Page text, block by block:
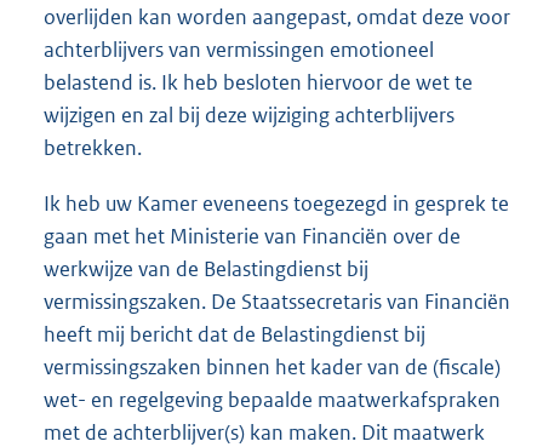
overlijden kan worden aangepast, omdat deze voor
achterblijvers van vermissingen emotioneel
belastend is. Ik heb besloten hiervoor de wet te
wijzigen en zal bij deze wijziging achterblijvers
betrekken.
Ik heb uw Kamer eveneens toegezegd in gesprek te
gaan met het Ministerie van Financiën over de
werkwijze van de Belastingdienst bij
vermissingszaken. De Staatssecretaris van Financiën
heeft mij bericht dat de Belastingdienst bij
vermissingszaken binnen het kader van de (fiscale)
wet- en regelgeving bepaalde maatwerkafspraken
met de achterblijver(s) kan maken. Dit maatwerk